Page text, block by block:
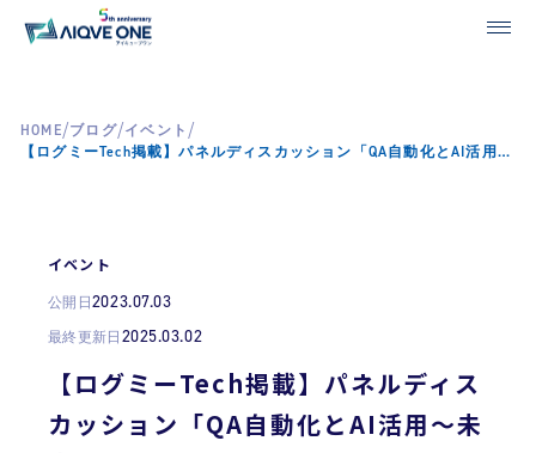
HOME/ブログ/イベント /
【ログミーTech掲載】パネルディスカッション「QA自動化とAI活用～未来のテストを考えてみる～」​
イベント
公開日2023.07.03
最終更新日2025.03.02
【ログミーTech掲載】パネルディス
カッション「QA自動化とAI活用～未